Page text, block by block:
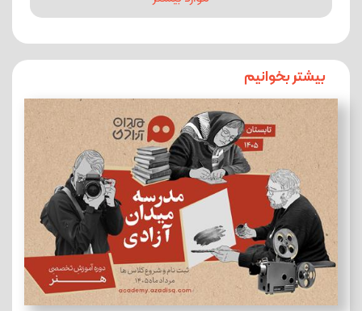
بیشتر بخوانیم